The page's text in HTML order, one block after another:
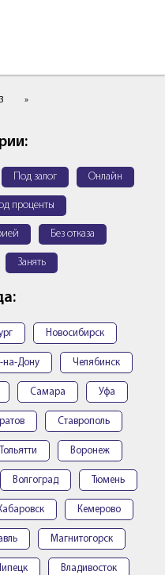
3 »
Под залог Онлайн
проценты
Без отказа
Занять
Новосибирск
на-Дону Челябинск
Самара Уфа
Ставрополь
Тольятти Воронеж
Волгоград Тюмень
Кемерово
Магнитогорск
Владивосток